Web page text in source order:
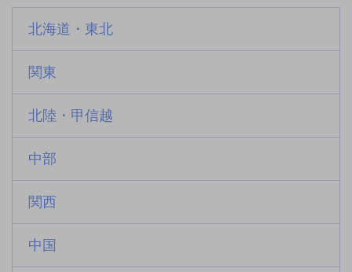
北海道・東北
関東
北陸・甲信越
中部
関西
中国